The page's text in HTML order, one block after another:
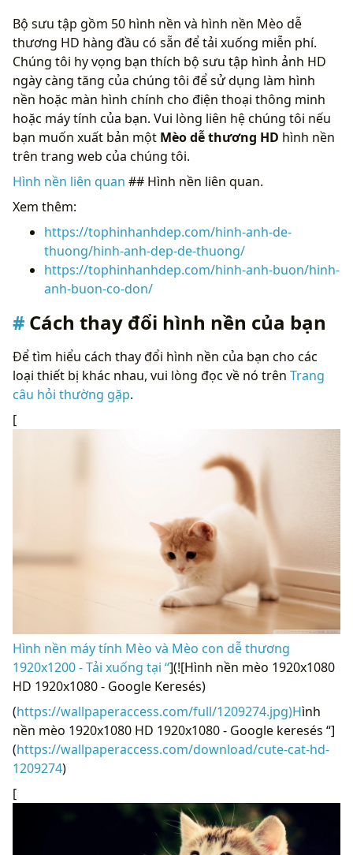
Bộ sưu tập gồm 50 hình nền và hình nền Mèo dễ
thương HD hàng đầu có sẵn để tải xuống miễn phí.
Chúng tôi hy vọng bạn thích bộ sưu tập hình ảnh HD
ngày càng tăng của chúng tôi để sử dụng làm hình
nền hoặc màn hình chính cho điện thoại thông minh
hoặc máy tính của bạn. Vui lòng liên hệ chúng tôi nếu
bạn muốn xuất bản một Mèo dễ thương HD hình nền
trên trang web của chúng tôi.
Hình nền liên quan ## Hình nền liên quan.
Xem thêm:
https://tophinhanhdep.com/hinh-anh-de-
thuong/hinh-anh-dep-de-thuong/
https://tophinhanhdep.com/hinh-anh-buon/hinh-
anh-buon-co-don/
Cách thay đổi hình nền của bạn
Để tìm hiểu cách thay đổi hình nền của bạn cho các
loại thiết bị khác nhau, vui lòng đọc về nó trên Trang
câu hỏi thường gặp.
[
Hình nền máy tính Mèo và Mèo con dễ thương
1920x1200 - Tải xuống tại “](![Hình nền mèo 1920x1080
HD 1920x1080 - Google Keresés)
(https://wallpaperaccess.com/full/1209274.jpg)Hình
nền mèo 1920x1080 HD 1920x1080 - Google keresés “]
(https://wallpaperaccess.com/download/cute-cat-hd-
1209274)
[